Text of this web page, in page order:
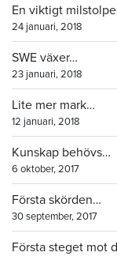
En viktigt
24 januari, 2018
SWE växer…
23 januari, 2018
Lite mer mark…
12 januari, 2018
Kunskap behövs…
6 oktober, 2017
Första skörden…
30 september, 2017
Första steget mot